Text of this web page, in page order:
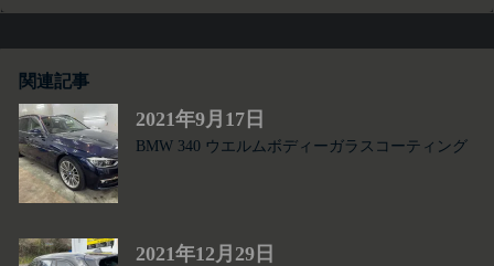
関連記事
2021年9月17日
BMW 340 ウエルムボディーガラスコーティング
2021年12月29日